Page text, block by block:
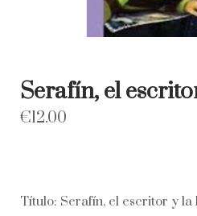
Serafín, el
€12.00
Título: Serafín, el escritor y la